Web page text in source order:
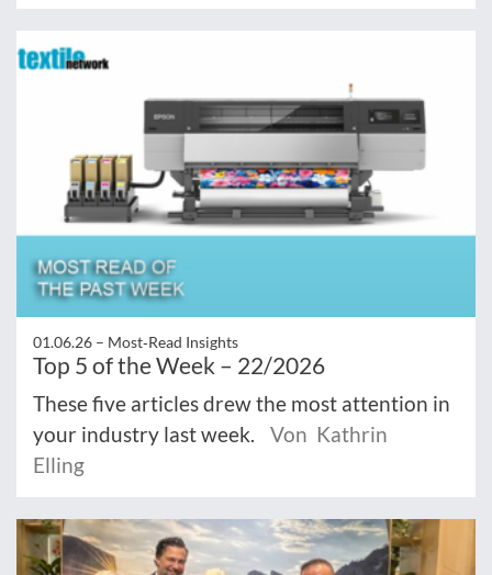
01.06.26 – Most‑Read Insights
Top 5 of the Week – 22/2026
These five articles drew the most attention in
your industry last week.
Von Kathrin
Elling